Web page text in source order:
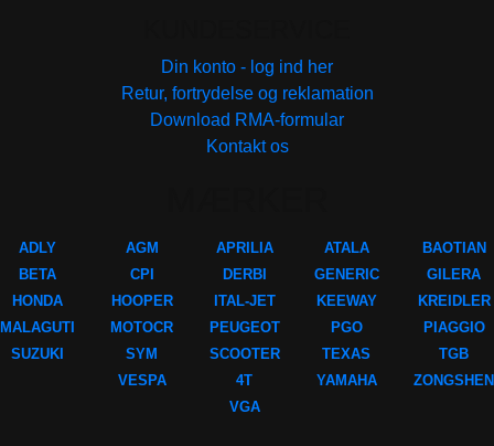
Din konto - log ind her
Retur, fortrydelse og reklamation
Download RMA-formular
Kontakt os
ADLY
BETA
HONDA
MALAGUTI
SUZUKI
AGM
CPI
HOOPER
MOTOCR
SYM
VESPA
APRILIA
DERBI
ITAL-JET
PEUGEOT
SCOOTER
4T
VGA
ATALA
GENERIC
KEEWAY
PGO
TEXAS
YAMAHA
BAOTIAN
GILERA
KREIDLER
PIAGGIO
TGB
ZONGSHEN